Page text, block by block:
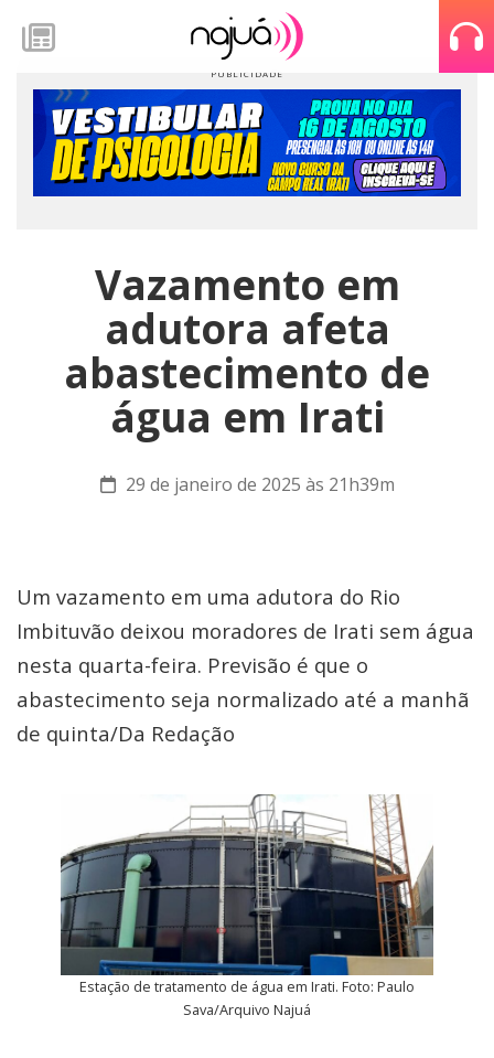
Vazamento em
adutora afeta
abastecimento de
água em Irati
29 de janeiro de 2025 às 21h39m
Um vazamento em uma adutora do Rio
Imbituvão deixou moradores de Irati sem água
nesta quarta-feira. Previsão é que o
abastecimento seja normalizado até a manhã
de quinta/Da Redação
Estação de tratamento de água em Irati. Foto: Paulo
Sava/Arquivo Najuá